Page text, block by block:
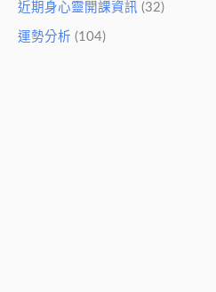
近期身心靈開課資訊 (32)
運勢分析 (104)